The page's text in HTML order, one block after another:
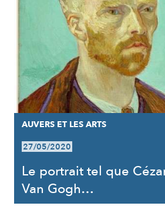
AUVERS ET LES ARTS
27/05/2020
Le portrait tel que
Van Gogh…